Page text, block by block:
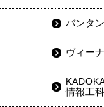
バンタ
ヴィー
情報工